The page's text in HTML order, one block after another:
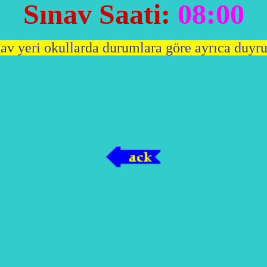
Sınav Saati: 08:00
yeri okullarda durumlara göre ayrıca